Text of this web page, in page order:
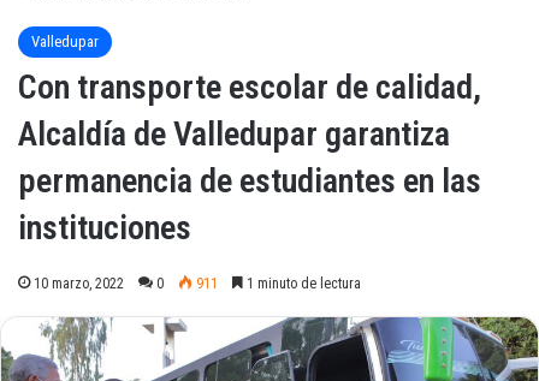
Valledupar
Con transporte escolar de calidad,
Alcaldía de Valledupar garantiza
permanencia de estudiantes en las
instituciones
10 marzo, 2022 0 911 1 minuto de lectura